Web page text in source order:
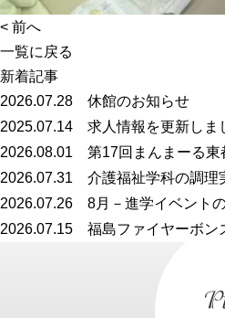
< 前へ
一覧に戻る
新着記事
2026.07.28 休館のお知らせ
2025.07.14 求人情報を更新しま
2026.08.01 第17回まんまーる東
2026.07.31 介護福祉学科の調理
2026.07.26 8月－進学イベント
2026.07.15 福島ファイヤーボ